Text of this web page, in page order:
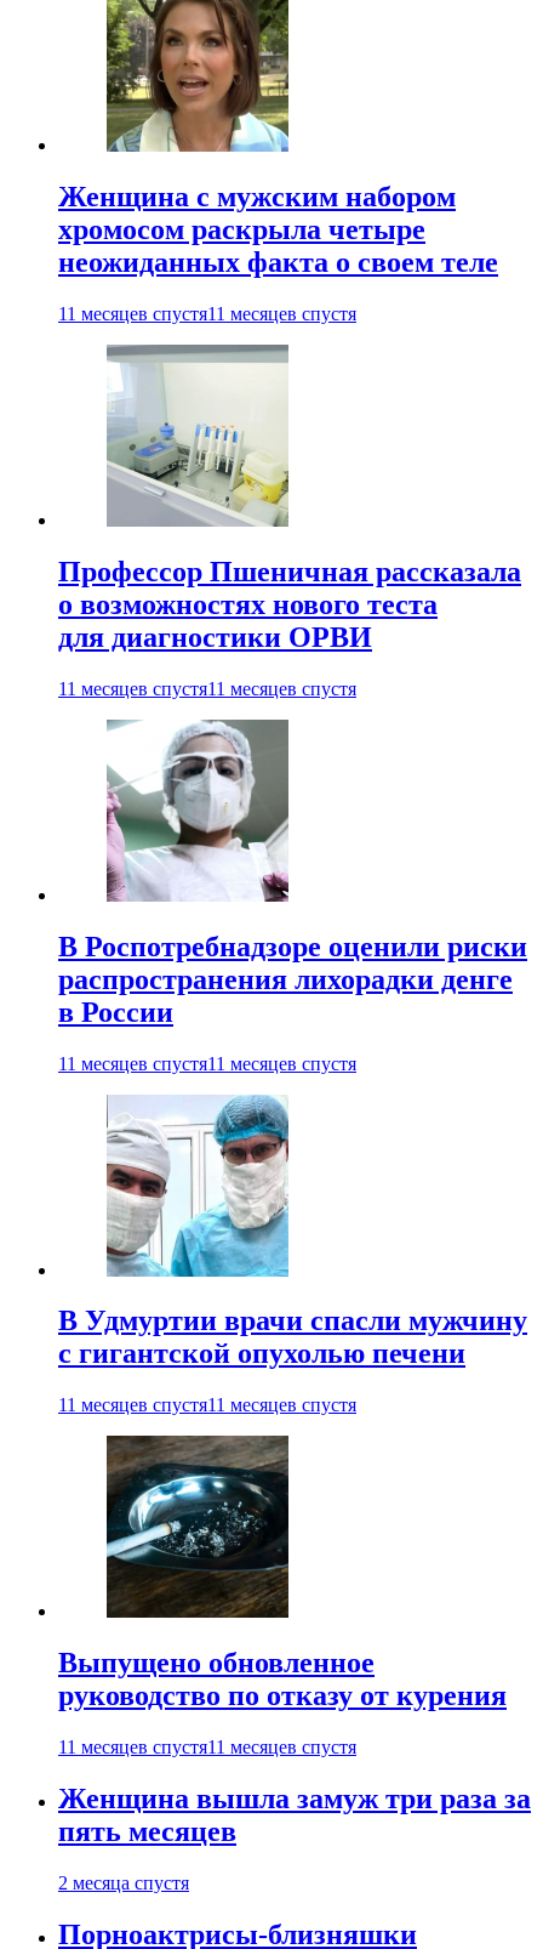
Женщина с мужским набором
хромосом раскрыла четыре
неожиданных факта о своем теле
11 месяцев спустя11 месяцев спустя
Профессор Пшеничная рассказала
о возможностях нового теста
для диагностики ОРВИ
11 месяцев спустя11 месяцев спустя
В Роспотребнадзоре оценили риски
распространения лихорадки денге
в России
11 месяцев спустя11 месяцев спустя
В Удмуртии врачи спасли мужчину
с гигантской опухолью печени
11 месяцев спустя11 месяцев спустя
Выпущено обновленное
руководство по отказу от курения
11 месяцев спустя11 месяцев спустя
Женщина вышла замуж три раза за
пять месяцев
2 месяца спустя
Порноактрисы-близняшки